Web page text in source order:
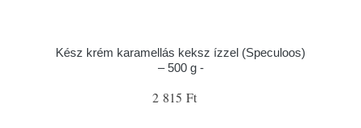
Kész krém karamellás keksz ízzel (Speculoos)
– 500 g -
2 815 Ft